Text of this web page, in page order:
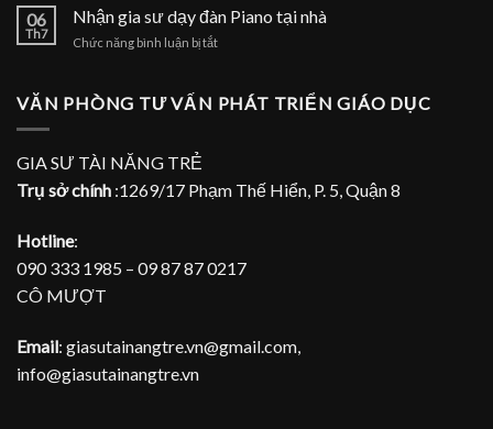
Piano
TPHCM
gia
sư
dạy
tại
06
Th7
Nhận gia sư dạy đàn Piano tại nhà
Chức năng bình luận bị tắtở
sư
nhà
VĂN PHÒNG TƯ VẤN PHÁT TRIỂN GIÁO DỤC
GIA SƯ TÀI NĂNG TRẺ
Trụ sở chính :1269/17 Phạm Thế Hiển, P. 5, Quận 8
Hotline:
090 333 1985 – 09 87 87 0217
CÔ MƯỢT
Email: giasutainangtre.vn@gmail.com,
info@giasutainangtre.vn